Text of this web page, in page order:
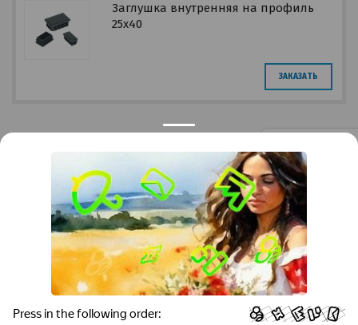
Заглушка внутренняя на профиль
25х40
ЗАКАЗАТЬ
Контакты
Краснодар Тимашевск Темрюк
+7 (861) 298-41-90 +7 (861) 298-41-90
Российская, дом 269/10А
krov@krovsystem.com ЗАКАЗАТЬ ЗВОНОК